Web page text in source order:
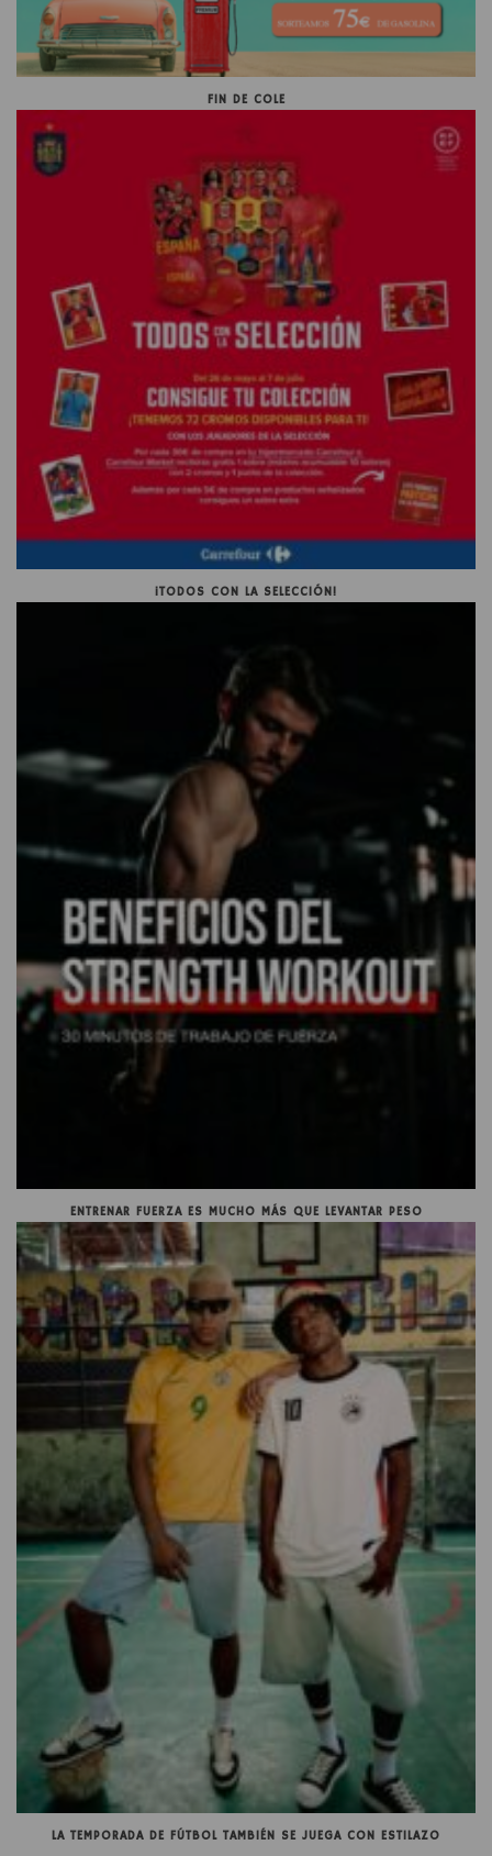
FIN DE COLE
¡TODOS CON LA SELECCIÓN!
ENTRENAR FUERZA ES MUCHO MÁS QUE LEVANTAR PESO
LA TEMPORADA DE FÚTBOL TAMBIÉN SE JUEGA CON ESTILAZO